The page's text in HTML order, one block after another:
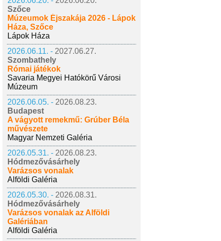
Szőce
Múzeumok Éjszakája 2026 - Lápok
Háza, Szőce
Lápok Háza
2026.06.11. - 2027.06.27.
Szombathely
Római játékok
Savaria Megyei Hatókörű Városi
Múzeum
2026.06.05. - 2026.08.23.
Budapest
A vágyott remekmű: Grúber Béla
művészete
Magyar Nemzeti Galéria
2026.05.31. - 2026.08.23.
Hódmezővásárhely
Varázsos vonalak
Alföldi Galéria
2026.05.30. - 2026.08.31.
Hódmezővásárhely
Varázsos vonalak az Alföldi
Galériában
Alföldi Galéria